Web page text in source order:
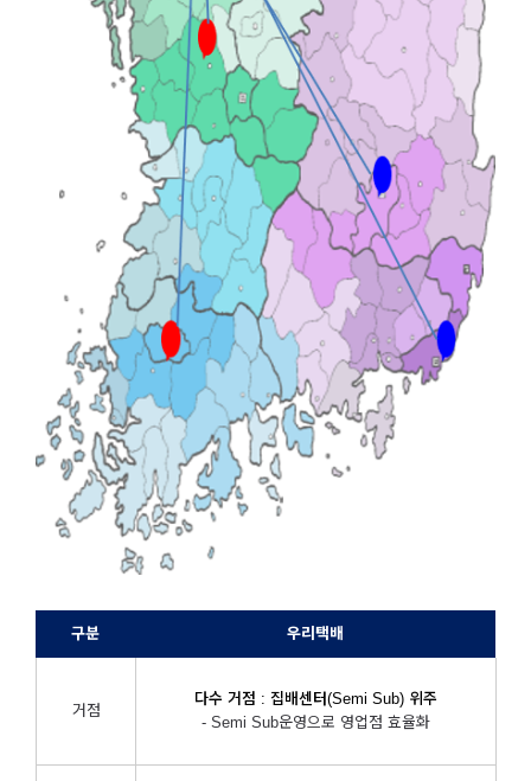
구분 우리택배
거점
다수 거점 : 집배센터(Semi Sub) 위주
- Semi Sub운영으로 영업점 효율화